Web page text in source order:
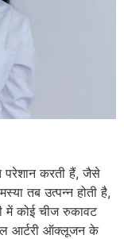
परेशान करती हैं, जैसे
तब उत्पन्न होती है,
में कोई चीज रुकावट
आर्टरी ऑक्लूजन के